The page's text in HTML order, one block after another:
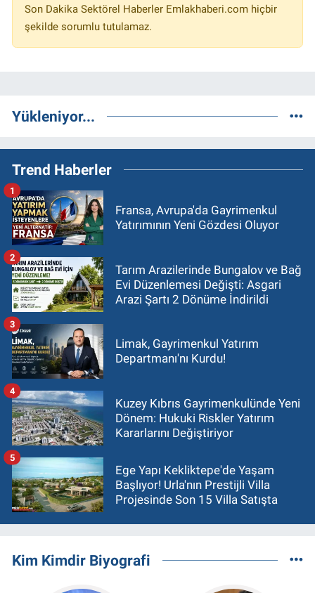
Son Dakika Sektörel Haberler Emlakhaberi.com hiçbir
şekilde sorumlu tutulamaz.
Yükleniyor...
Trend Haberler
Fransa, Avrupa'da Gayrimenkul
Yatırımının Yeni Gözdesi Oluyor
1
Tarım Arazilerinde Bungalov ve Bağ
Evi Düzenlemesi Değişti: Asgari
Arazi Şartı 2 Dönüme İndirildi
2
Limak, Gayrimenkul Yatırım
Departmanı'nı Kurdu!
3
Kuzey Kıbrıs Gayrimenkulünde Yeni
Dönem: Hukuki Riskler Yatırım
Kararlarını Değiştiriyor
4
Ege Yapı Kekliktepe'de Yaşam
Başlıyor! Urla'nın Prestijli Villa
Projesinde Son 15 Villa Satışta
5
Kim Kimdir Biyografi